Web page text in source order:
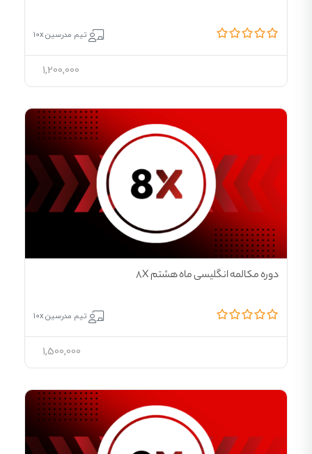
تیم مدرسین 10x
1,200,000
دوره مکالمه انگلیسی ماه هشتم 8X
تیم مدرسین 10x
1,500,000